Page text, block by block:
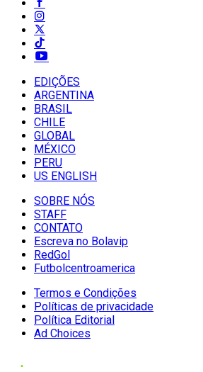
EDIÇÕES
ARGENTINA
BRASIL
CHILE
GLOBAL
MÉXICO
PERU
US ENGLISH
SOBRE NÓS
STAFF
CONTATO
Escreva no Bolavip
RedGol
Futbolcentroamerica
Termos e Condições
Políticas de privacidade
Política Editorial
Ad Choices